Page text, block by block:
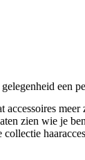
een
meer
zien wie je